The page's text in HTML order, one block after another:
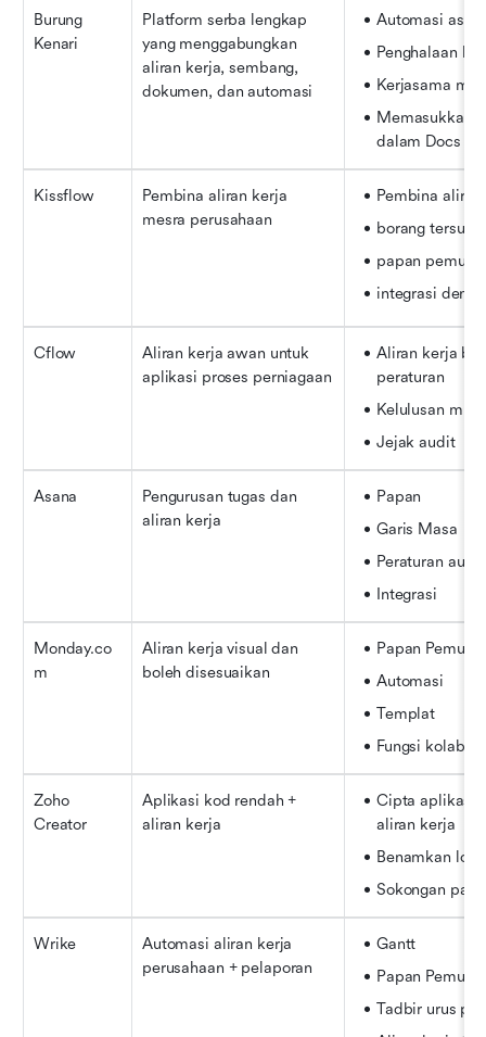
Burung
Kenari
Platform serba lengkap
yang menggabungkan
aliran kerja, sembang,
dokumen, dan automasi
Automasi asas
Penghalaan
Kerjasama
Memasukkan
dalam Docs &
Kissflow
Pembina aliran kerja
mesra perusahaan
Pembina
borang tersuai
papan pemuka
integrasi
Cflow
Aliran kerja awan untuk
aplikasi proses perniagaan
Aliran kerja
peraturan
Kelulusan
Jejak audit
Asana
Pengurusan tugas dan
aliran kerja
Papan
Garis Masa
Peraturan
Integrasi
Monday.co
m
Aliran kerja visual dan
boleh disesuaikan
Papan Pemuka
Automasi
Templat
Fungsi
Zoho
Creator
Aplikasi kod rendah +
aliran kerja
Cipta aplikasi
aliran kerja
Benamkan
Sokongan
Wrike
Automasi aliran kerja
perusahaan + pelaporan
Gantt
Papan Pemuka
Tadbir urus